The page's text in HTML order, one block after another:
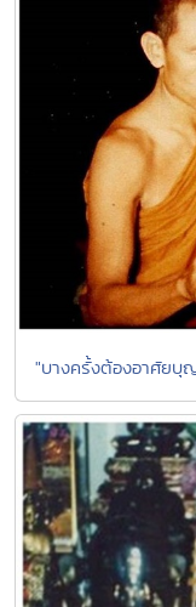
"บางครั้งต้องอาศัยบุ